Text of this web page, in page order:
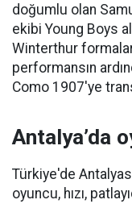
doğumlu olan
ekibi Young Boys
Winterthur
performansın
Como 1907'ye
Antalya’da
Türkiye'de
oyuncu, hızı,